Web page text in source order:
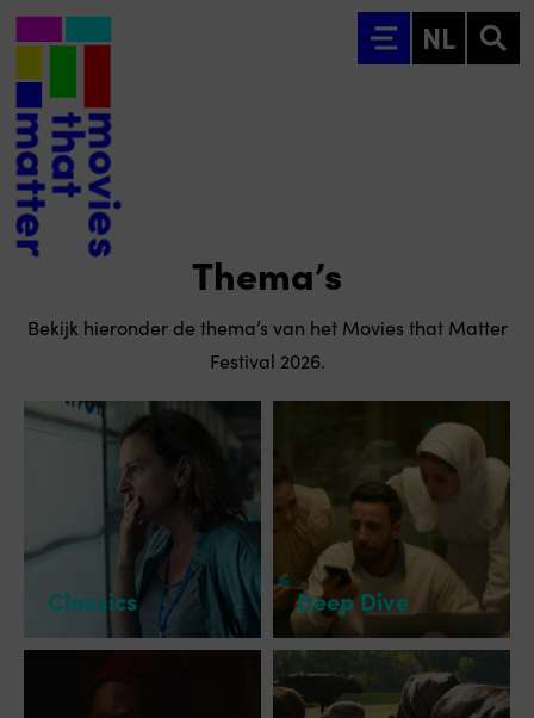
Ga naar hoofdinhoud
NL
Thema’s
Bekijk hieronder de thema’s van het Movies that Matter
Festival 2026.
Classics Deep Dive